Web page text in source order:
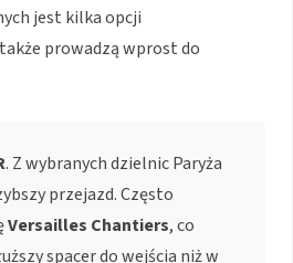
jest kilka opcji
prowadzą wprost do
. Z wybranych dzielnic Paryża
przejazd. Często
Versailles Chantiers, co
spacer do wejścia niż w